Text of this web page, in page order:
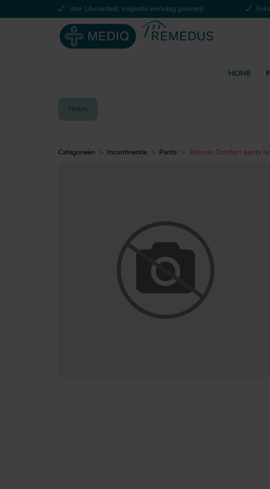
Voor 14u besteld, volgende werkdag geleverd
HOME
TERUG
Categorieën Incontinentie Pants Absorin Comfort pants